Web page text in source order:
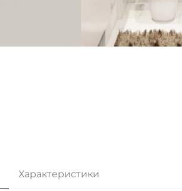
Характеристики